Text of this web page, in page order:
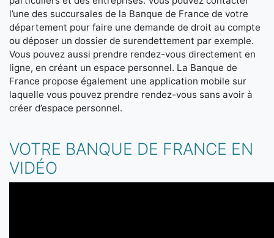
l’une des succursales de la Banque de France de votre
département pour faire une demande de droit au compte
ou déposer un dossier de surendettement par exemple.
Vous pouvez aussi prendre rendez-vous directement en
ligne, en créant un espace personnel. La Banque de
France propose également une application mobile sur
laquelle vous pouvez prendre rendez-vous sans avoir à
créer d’espace personnel.
VOTRE BANQUE DE FRANCE EN
VIDÉO